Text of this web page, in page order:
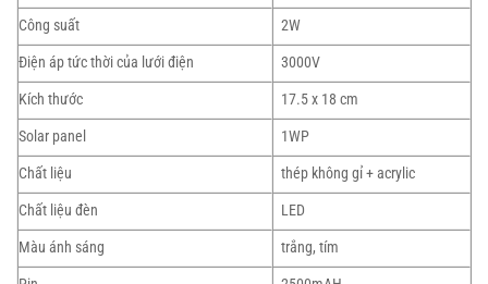
Công suất
2W
Điện áp tức thời của lưới điện
3000V
Kích thước
17.5 x 18 cm
Solar panel
1WP
Chất liệu
thép không gỉ + acrylic
Chất liệu đèn
LED
Màu ánh sáng
trắng, tím